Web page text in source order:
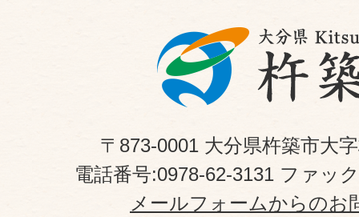
〒873-0001 大分県杵築市大
電話番号:0978-62-3131 ファッ
メールフォームからのお